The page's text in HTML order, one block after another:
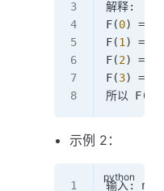
解释:
F(0) =
F(1 ) =
F(2) =
F(3) =
所以 F(
示例 2：
输入: